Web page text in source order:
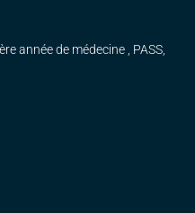
année de médecine , PASS,